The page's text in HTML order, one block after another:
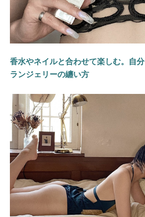
香水やネイルと合わせて楽しむ。自
ランジェリーの纏い方